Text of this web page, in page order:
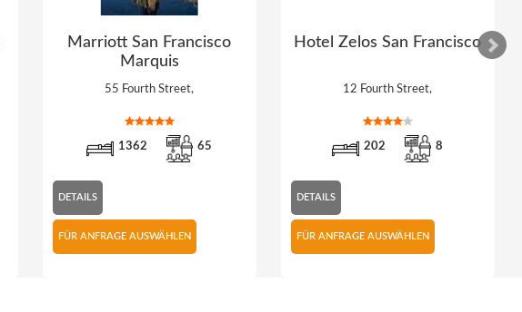
Marriott San Francisco
Marquis
55 Fourth Street,
1362 65
DETAILS
FÜR ANFRAGE AUSWÄHLEN
Hotel Zelos San Francisco
12 Fourth Street,
202 8
DETAILS
FÜR ANFRAGE AUSWÄHLEN